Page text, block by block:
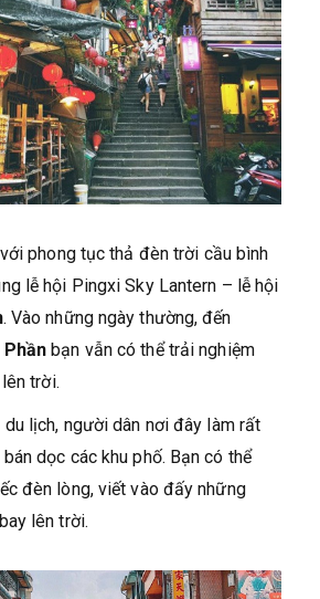
phong tục thả đèn trời cầu bình
lễ hội Pingxi Sky Lantern – lễ hội
. Vào những ngày thường, đến
bạn vẫn có thể trải nghiệm
trời.
lịch, người dân nơi đây làm rất
dọc các khu phố. Bạn có thể
đèn lòng, viết vào đấy những
lên trời.